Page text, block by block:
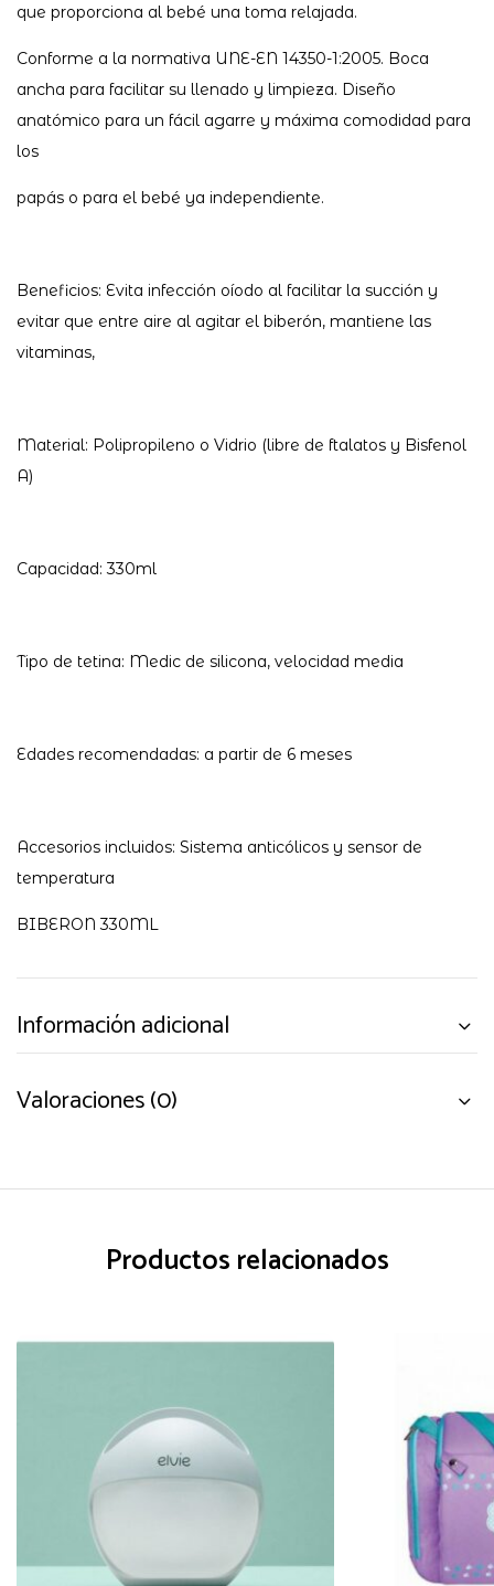
que proporciona al bebé una toma relajada.
Conforme a la normativa UNE-EN 14350-1:2005. Boca
ancha para facilitar su llenado y limpieza. Diseño
anatómico para un fácil agarre y máxima comodidad para
los
papás o para el bebé ya independiente.
Beneficios: Evita infección oíodo al facilitar la succión y
evitar que entre aire al agitar el biberón, mantiene las
vitaminas,
Material: Polipropileno o Vidrio (libre de ftalatos y Bisfenol
A)
Capacidad: 330ml
Tipo de tetina: Medic de silicona, velocidad media
Edades recomendadas: a partir de 6 meses
Accesorios incluidos: Sistema anticólicos y sensor de
temperatura
BIBERON 330ML
Información adicional
Valoraciones (0)
Productos relacionados